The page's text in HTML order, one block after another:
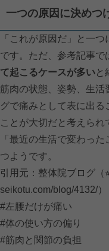
一つの原因に決めつ
「これが原因だ」と一
です。ただ、参考記事で
て起こるケースが多いと
筋肉の状態、姿勢、生活
グで痛みとして表に出
ことが大切だと考えられ
「最近の生活で変わっ
つようです。
引用元：整体院ブログ（
seikotu.com/blog/4132/）
#左腰だけが痛い
#体の使い方の偏り
#筋肉と関節の負担